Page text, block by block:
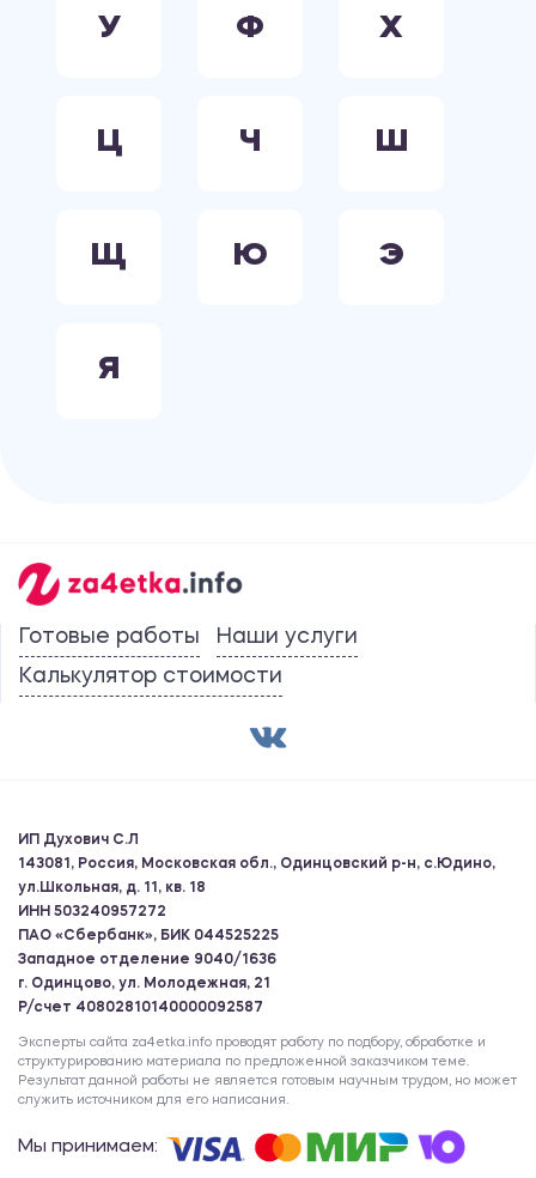
У Ф Х
Ц Ч Ш
Щ Ю Э
Я
Готовые работы
Наши услуги
Калькулятор стоимости
ИП Духович С.Л
143081, Россия, Московская обл., Одинцовский р-н, с.Юдино,
ул.Школьная, д. 11, кв. 18
ИНН 503240957272
ПАО «Сбербанк», БИК 044525225
Западное отделение 9040/1636
г. Одинцово, ул. Молодежная, 21
Р/счет 40802810140000092587
Эксперты сайта za4etka.info проводят работу по подбору, обработке и
структурированию материала по предложенной заказчиком теме.
Результат данной работы не является готовым научным трудом, но может
служить источником для его написания.
Мы принимаем: